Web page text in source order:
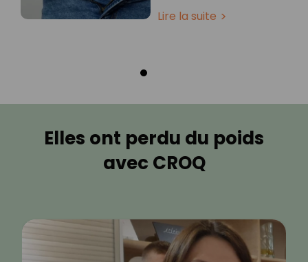
Lire la suite
Elles ont perdu du poids
avec CROQ